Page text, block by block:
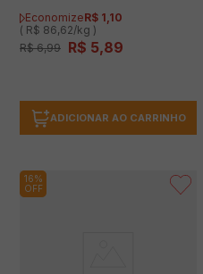
EconomizeR$ 1,10
( R$ 86,62/kg )
R$ 6,99 R$ 5,89
ADICIONAR AO CARRINHO
16%
OFF